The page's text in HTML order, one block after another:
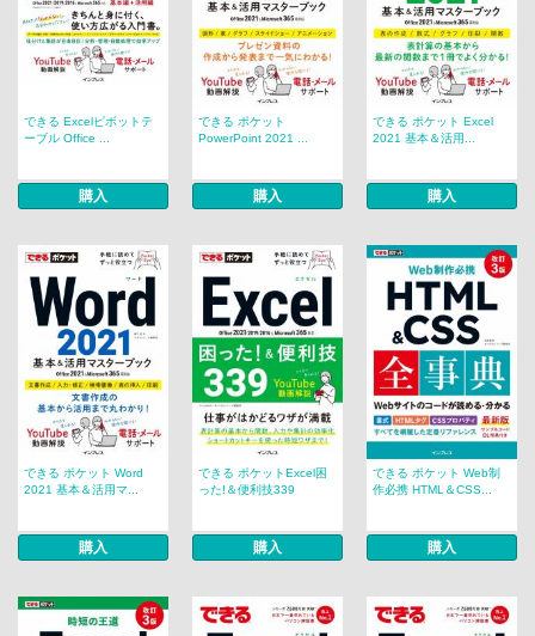
できる Excelピボットテ
ーブル Office ...
購入
できる ポケット
PowerPoint 2021 ...
購入
できる ポケット Excel
2021 基本＆活用...
購入
できる ポケット Word
2021 基本＆活用マ...
購入
できる ポケットExcel困
った!＆便利技339
購入
できる ポケット Web制
作必携 HTML＆CSS...
購入